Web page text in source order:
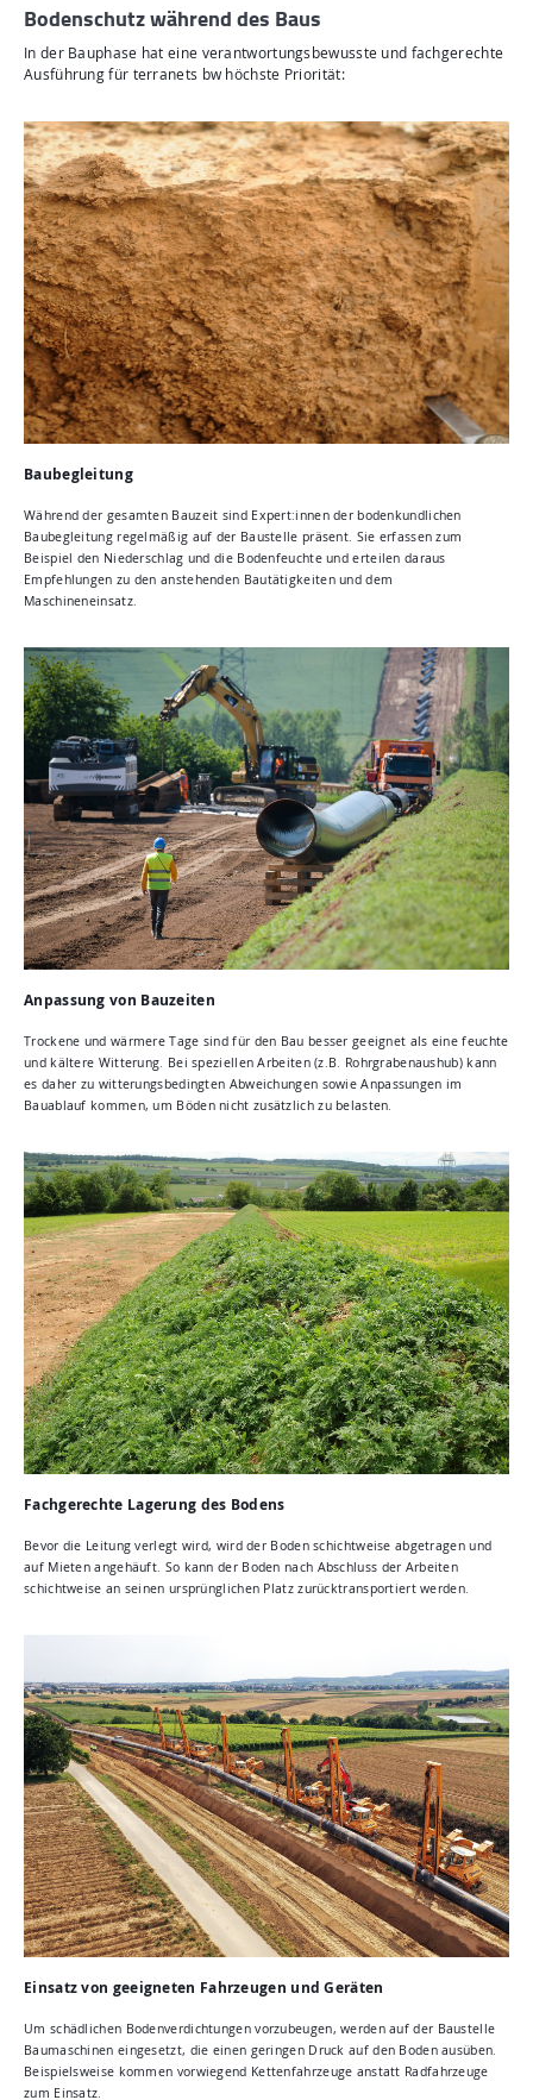
Bodenschutz während des Baus
In der Bauphase hat eine verantwortungsbewusste und fachgerechte
Ausführung für terranets bw höchste Priorität:
Baubegleitung
Während der gesamten Bauzeit sind Expert:innen der bodenkundlichen
Baubegleitung regelmäßig auf der Baustelle präsent. Sie erfassen zum
Beispiel den Niederschlag und die Bodenfeuchte und erteilen daraus
Empfehlungen zu den anstehenden Bautätigkeiten und dem
Maschineneinsatz.
Anpassung von Bauzeiten
Trockene und wärmere Tage sind für den Bau besser geeignet als eine feuchte
und kältere Witterung. Bei speziellen Arbeiten (z.B. Rohrgrabenaushub) kann
es daher zu witterungsbedingten Abweichungen sowie Anpassungen im
Bauablauf kommen, um Böden nicht zusätzlich zu belasten.
Fachgerechte Lagerung des Bodens
Bevor die Leitung verlegt wird, wird der Boden schichtweise abgetragen und
auf Mieten angehäuft. So kann der Boden nach Abschluss der Arbeiten
schichtweise an seinen ursprünglichen Platz zurücktransportiert werden.
Einsatz von geeigneten Fahrzeugen und Geräten
Um schädlichen Bodenverdichtungen vorzubeugen, werden auf der Baustelle
Baumaschinen eingesetzt, die einen geringen Druck auf den Boden ausüben.
Beispielsweise kommen vorwiegend Kettenfahrzeuge anstatt Radfahrzeuge
zum Einsatz.